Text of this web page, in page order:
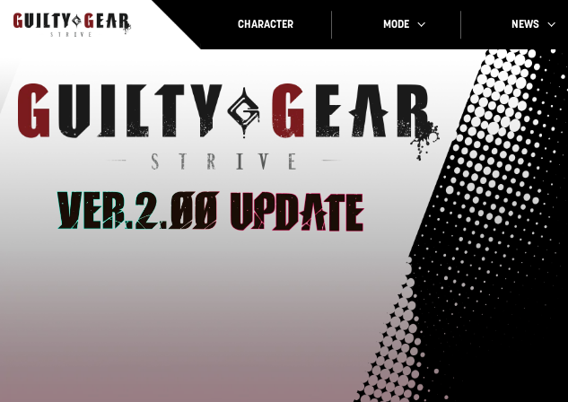
CHARACTER MODE NEWS